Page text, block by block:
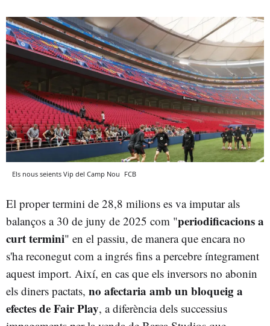
Els nous seients Vip del Camp Nou FCB
El proper termini de 28,8 milions es va imputar als
balanços a 30 de juny de 2025 com "periodificacions a
curt termini" en el passiu, de manera que encara no
s'ha reconegut com a ingrés fins a percebre íntegrament
aquest import. Així, en cas que els inversors no abonin
els diners pactats, no afectaria amb un bloqueig a
efectes de Fair Play, a diferència dels successius